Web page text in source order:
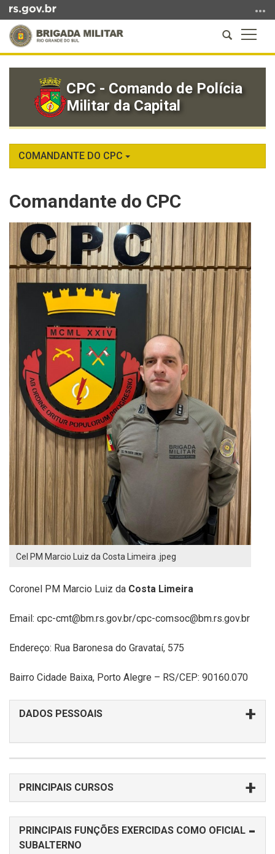
para
conteúdo
busca
a
Abrir
a
busca
CPC - Comando de Polícia
Militar da Capital
COMANDANTE DO CPC
Comandante do CPC
Cel PM Marcio Luiz da Costa Limeira .jpeg
Coronel PM Marcio Luiz da Costa Limeira
Email: cpc-cmt@bm.rs.gov.br/cpc-comsoc@bm.rs.gov.br
Endereço: Rua Baronesa do Gravataí, 575
Bairro Cidade Baixa, Porto Alegre – RS/CEP: 90160.070
DADOS PESSOAIS
PRINCIPAIS CURSOS
PRINCIPAIS FUNÇÕES EXERCIDAS COMO OFICIAL
SUBALTERNO